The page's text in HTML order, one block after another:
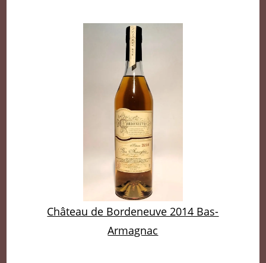
Château de Bordeneuve 2014 Bas-
Armagnac